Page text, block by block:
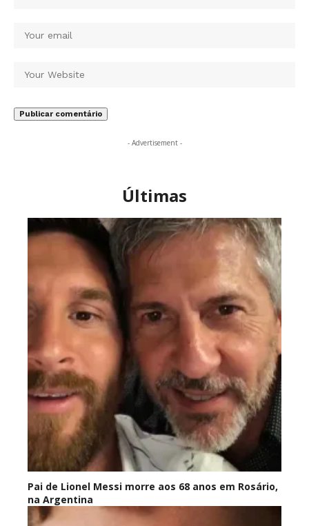
- Advertisement -
Últimas
Pai de Lionel Messi morre aos 68 anos em Rosário,
na Argentina